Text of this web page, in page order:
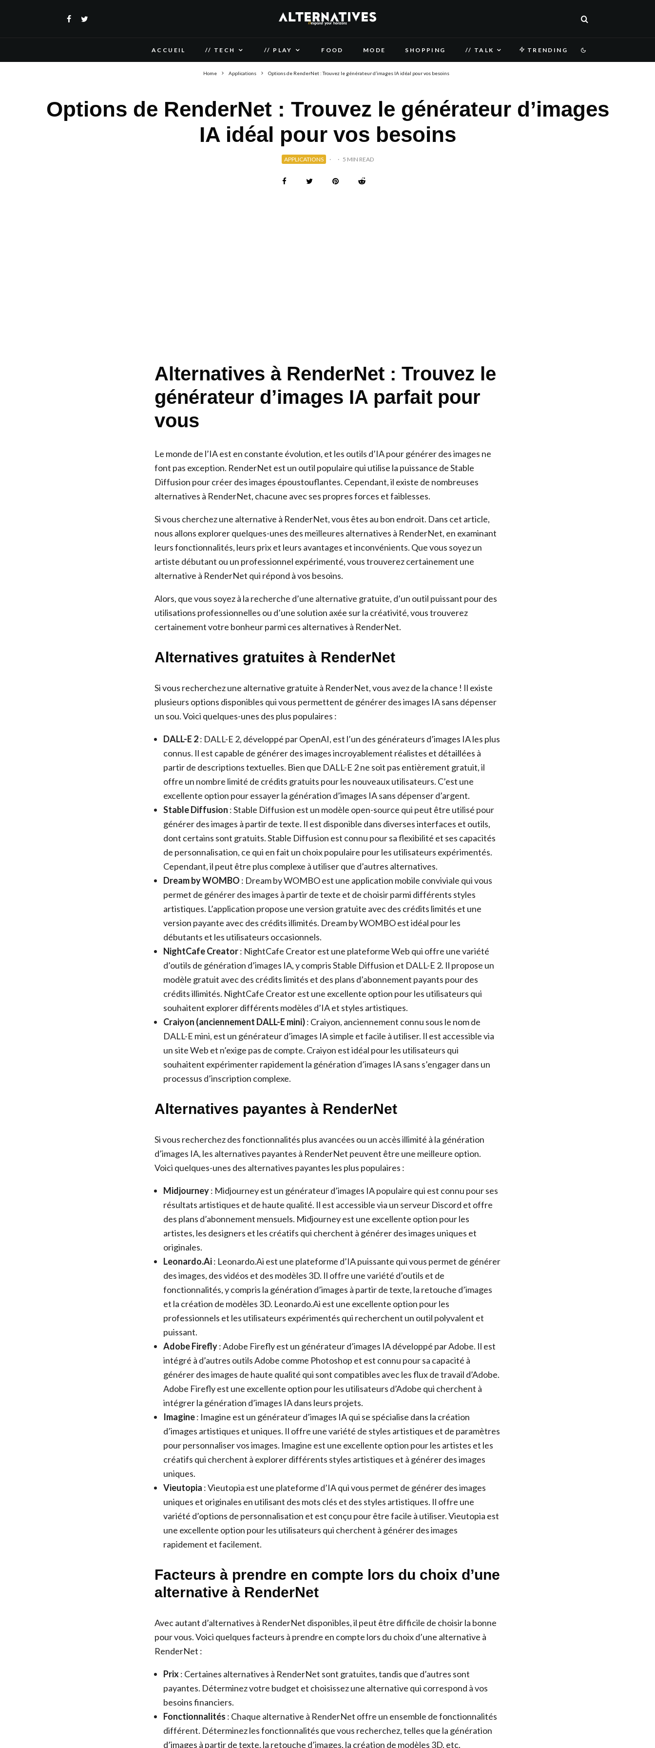
ACCUEIL // TECH // PLAY FOOD MODE SHOPPING // TALK TRENDING
Home Applications Options de RenderNet : Trouvez le générateur d’images IA idéal pour vos besoins
Options de RenderNet : Trouvez le générateur d’images
IA idéal pour vos besoins
APPLICATIONS · · 5 MIN READ
Alternatives à RenderNet : Trouvez le
générateur d’images IA parfait pour
vous
Le monde de l’IA est en constante évolution, et les outils d’IA pour générer des images ne
font pas exception. RenderNet est un outil populaire qui utilise la puissance de Stable
Diffusion pour créer des images époustouflantes. Cependant, il existe de nombreuses
alternatives à RenderNet, chacune avec ses propres forces et faiblesses.
Si vous cherchez une alternative à RenderNet, vous êtes au bon endroit. Dans cet article,
nous allons explorer quelques-unes des meilleures alternatives à RenderNet, en examinant
leurs fonctionnalités, leurs prix et leurs avantages et inconvénients. Que vous soyez un
artiste débutant ou un professionnel expérimenté, vous trouverez certainement une
alternative à RenderNet qui répond à vos besoins.
Alors, que vous soyez à la recherche d’une alternative gratuite, d’un outil puissant pour des
utilisations professionnelles ou d’une solution axée sur la créativité, vous trouverez
certainement votre bonheur parmi ces alternatives à RenderNet.
Alternatives gratuites à RenderNet
Si vous recherchez une alternative gratuite à RenderNet, vous avez de la chance ! Il existe
plusieurs options disponibles qui vous permettent de générer des images IA sans dépenser
un sou. Voici quelques-unes des plus populaires :
DALL-E 2: DALL-E 2, développé par OpenAI, est l’un des générateurs d’images IA les plus
connus. Il est capable de générer des images incroyablement réalistes et détaillées à
partir de descriptions textuelles. Bien que DALL-E 2 ne soit pas entièrement gratuit, il
offre un nombre limité de crédits gratuits pour les nouveaux utilisateurs. C’est une
excellente option pour essayer la génération d’images IA sans dépenser d’argent.
Stable Diffusion : Stable Diffusion est un modèle open-source qui peut être utilisé pour
générer des images à partir de texte. Il est disponible dans diverses interfaces et outils,
dont certains sont gratuits. Stable Diffusion est connu pour sa flexibilité et ses capacités
de personnalisation, ce qui en fait un choix populaire pour les utilisateurs expérimentés.
Cependant, il peut être plus complexe à utiliser que d’autres alternatives.
Dream by WOMBO : Dream by WOMBO est une application mobile conviviale qui vous
permet de générer des images à partir de texte et de choisir parmi différents styles
artistiques. L’application propose une version gratuite avec des crédits limités et une
version payante avec des crédits illimités. Dream by WOMBO est idéal pour les
débutants et les utilisateurs occasionnels.
NightCafe Creator: NightCafe Creator est une plateforme Web qui offre une variété
d’outils de génération d’images IA, y compris Stable Diffusion et DALL-E 2. Il propose un
modèle gratuit avec des crédits limités et des plans d’abonnement payants pour des
crédits illimités. NightCafe Creator est une excellente option pour les utilisateurs qui
souhaitent explorer différents modèles d’IA et styles artistiques.
Craiyon (anciennement DALL-E mini): Craiyon, anciennement connu sous le nom de
DALL-E mini, est un générateur d’images IA simple et facile à utiliser. Il est accessible via
un site Web et n’exige pas de compte. Craiyon est idéal pour les utilisateurs qui
souhaitent expérimenter rapidement la génération d’images IA sans s’engager dans un
processus d’inscription complexe.
Alternatives payantes à RenderNet
Si vous recherchez des fonctionnalités plus avancées ou un accès illimité à la génération
d’images IA, les alternatives payantes à RenderNet peuvent être une meilleure option.
Voici quelques-unes des alternatives payantes les plus populaires :
Midjourney: Midjourney est un générateur d’images IA populaire qui est connu pour ses
résultats artistiques et de haute qualité. Il est accessible via un serveur Discord et offre
des plans d’abonnement mensuels. Midjourney est une excellente option pour les
artistes, les designers et les créatifs qui cherchent à générer des images uniques et
originales.
Leonardo.Ai: Leonardo.Ai est une plateforme d’IA puissante qui vous permet de générer
des images, des vidéos et des modèles 3D. Il offre une variété d’outils et de
fonctionnalités, y compris la génération d’images à partir de texte, la retouche d’images
et la création de modèles 3D. Leonardo.Ai est une excellente option pour les
professionnels et les utilisateurs expérimentés qui recherchent un outil polyvalent et
puissant.
Adobe Firefly: Adobe Firefly est un générateur d’images IA développé par Adobe. Il est
intégré à d’autres outils Adobe comme Photoshop et est connu pour sa capacité à
générer des images de haute qualité qui sont compatibles avec les flux de travail d’Adobe.
Adobe Firefly est une excellente option pour les utilisateurs d’Adobe qui cherchent à
intégrer la génération d’images IA dans leurs projets.
Imagine: Imagine est un générateur d’images IA qui se spécialise dans la création
d’images artistiques et uniques. Il offre une variété de styles artistiques et de paramètres
pour personnaliser vos images. Imagine est une excellente option pour les artistes et les
créatifs qui cherchent à explorer différents styles artistiques et à générer des images
uniques.
Vieutopia : Vieutopia est une plateforme d’IA qui vous permet de générer des images
uniques et originales en utilisant des mots clés et des styles artistiques. Il offre une
variété d’options de personnalisation et est conçu pour être facile à utiliser. Vieutopia est
une excellente option pour les utilisateurs qui cherchent à générer des images
rapidement et facilement.
Facteurs à prendre en compte lors du choix d’une
alternative à RenderNet
Avec autant d’alternatives à RenderNet disponibles, il peut être difficile de choisir la bonne
pour vous. Voici quelques facteurs à prendre en compte lors du choix d’une alternative à
RenderNet :
Prix: Certaines alternatives à RenderNet sont gratuites, tandis que d’autres sont
payantes. Déterminez votre budget et choisissez une alternative qui correspond à vos
besoins financiers.
Fonctionnalités : Chaque alternative à RenderNet offre un ensemble de fonctionnalités
différent. Déterminez les fonctionnalités que vous recherchez, telles que la génération
d’images à partir de texte, la retouche d’images, la création de modèles 3D, etc.